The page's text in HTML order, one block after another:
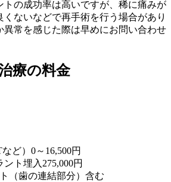
トの成功率は高いですが、稀に痛みが
ないなどで再手術を行う場合があり
異常を感じた際は早めにお問い合わせ
療の料金
ど） 0～16,500円
ント埋入 275,000円
（歯の連結部分）含む